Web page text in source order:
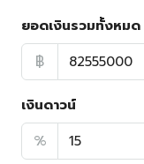
ยอดเงินรวมทั้งหมด
฿
เงินดาวน์
%